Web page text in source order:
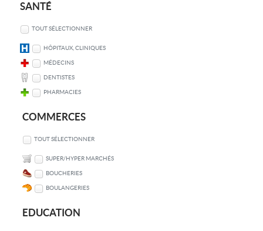
SANTÉ
TOUT SÉLECTIONNER
HÔPITAUX, CLINIQUES
MÉDECINS
DENTISTES
PHARMACIES
COMMERCES
TOUT SÉLECTIONNER
SUPER/HYPER MARCHÉS
BOUCHERIES
BOULANGERIES
EDUCATION